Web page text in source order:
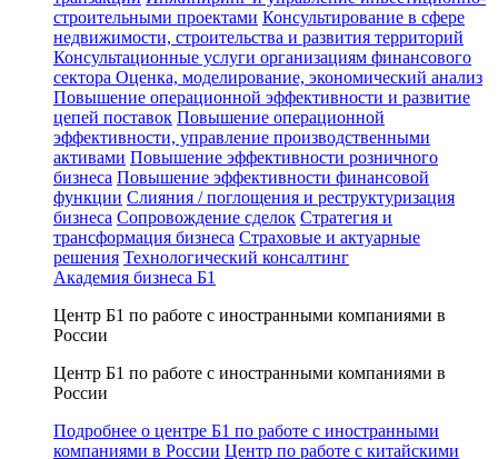
строительными проектами Консультирование в сфере
недвижимости, строительства и развития территорий
Консультационные услуги организациям финансового
сектора Оценка, моделирование, экономический анализ
Повышение операционной эффективности и развитие
цепей поставок Повышение операционной
эффективности, управление производственными
активами Повышение эффективности розничного
бизнеса Повышение эффективности финансовой
функции Слияния / поглощения и реструктуризация
бизнеса Сопровождение сделок Стратегия и
трансформация бизнеса Страховые и актуарные
решения Технологический консалтинг
Академия бизнеса Б1
Центр Б1 по работе с иностранными компаниями в
России
Центр Б1 по работе с иностранными компаниями в
России
Подробнее о центре Б1 по работе с иностранными
компаниями в России Центр по работе с китайскими